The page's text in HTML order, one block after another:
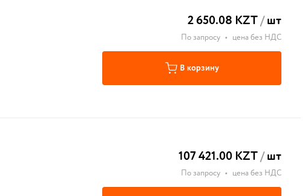
2 650.08 KZT/шт
По запросу • цена без НДС
В корзину
107 421.00 KZT/шт
По запросу • цена без НДС